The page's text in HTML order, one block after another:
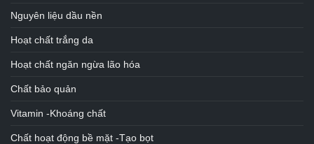
Nguyên liệu dầu nền
Hoạt chất trắng da
Hoạt chất ngăn ngừa lão hóa
Chất bảo quản
Vitamin -Khoáng chất
Chất hoạt động bề mặt -Tạo bọt